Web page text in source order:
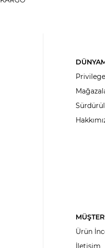
Ürün
İletişim